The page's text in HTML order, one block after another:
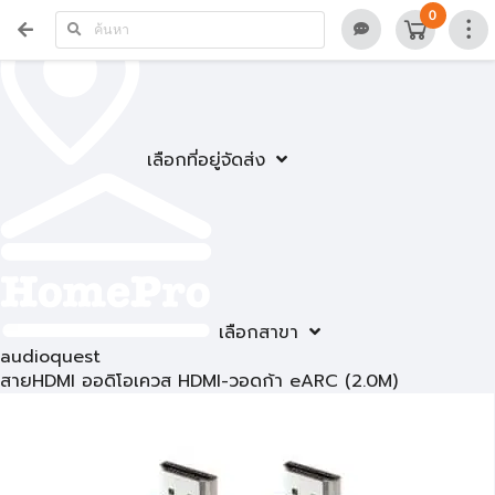
เลือกที่อยู่จัดส่ง
เลือกสาขา
0
audioquest
สายHDMI ออดิโอเควส HDMI-วอดก้า eARC (2.0M)